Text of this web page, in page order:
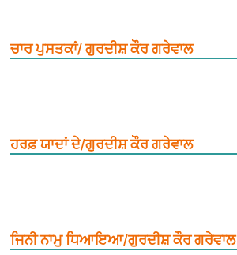
ਚਾਰ ਪੁਸਤਕਾਂ/ ਗੁਰਦੀਸ਼ ਕੌਰ ਗਰੇਵਾਲ
ਹਰਫ਼ ਯਾਦਾਂ ਦੇ/ਗੁਰਦੀਸ਼ ਕੌਰ ਗਰੇਵਾਲ
ਜਿਨੀ ਨਾਮੁ ਧਿਆਇਆ/ਗੁਰਦੀਸ਼ ਕੌਰ ਗਰੇਵਾਲ